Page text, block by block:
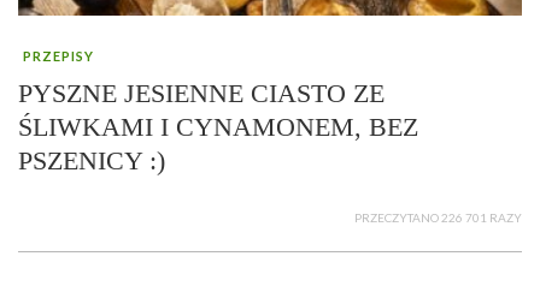
PRZEPISY
PYSZNE JESIENNE CIASTO ZE
ŚLIWKAMI I CYNAMONEM, BEZ
PSZENICY :)
PRZECZYTANO 226 701 RAZY